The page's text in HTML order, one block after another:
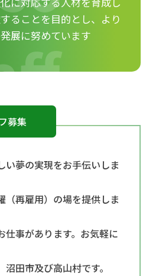
ることを目的とし、より
発展に努めています
募集
い夢の実現をお手伝いしま
（再雇用）の場を提供しま
仕事があります。お気軽に
田市及び高山村です。